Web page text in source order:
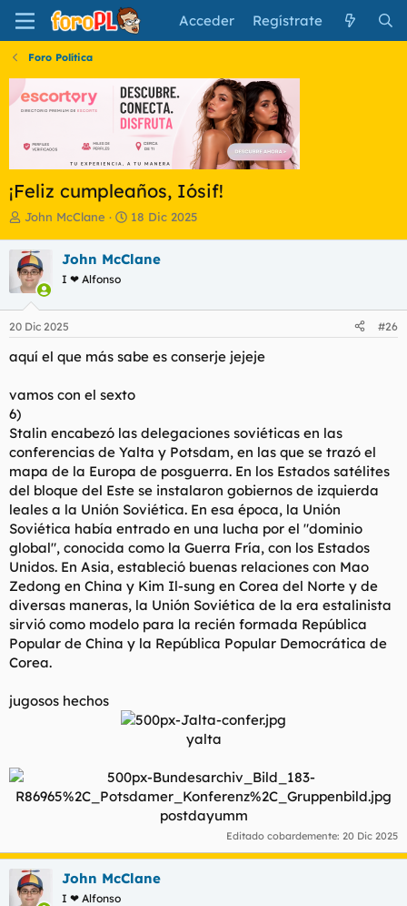
Acceder Regístrate
Foro Política
¡Feliz cumpleaños, Iósif!
I
i
c
i
a
d
o
d
l
e
a
John McClane
F
h
e
i
i
18 Dic 2025
John McClane
I ❤ Alfonso
20 Dic 2025 #26
aquí el que más sabe es conserje jejeje
vamos con el sexto
6)
Stalin encabezó las delegaciones soviéticas en las
conferencias de Yalta y Potsdam, en las que se trazó el
mapa de la Europa de posguerra. En los Estados satélites
del bloque del Este se instalaron gobiernos de izquierda
leales a la Unión Soviética. En esa época, la Unión
Soviética había entrado en una lucha por el "dominio
global", conocida como la Guerra Fría, con los Estados
Unidos. En Asia, estableció buenas relaciones con Mao
Zedong en China y Kim Il-sung en Corea del Norte y de
diversas maneras, la Unión Soviética de la era estalinista
sirvió como modelo para la recién formada República
Popular de China y la República Popular Democrática de
Corea.
jugosos hechos
yalta
postdayumm​
Editado cobardemente: 20 Dic 2025
John McClane
I ❤ Alfonso